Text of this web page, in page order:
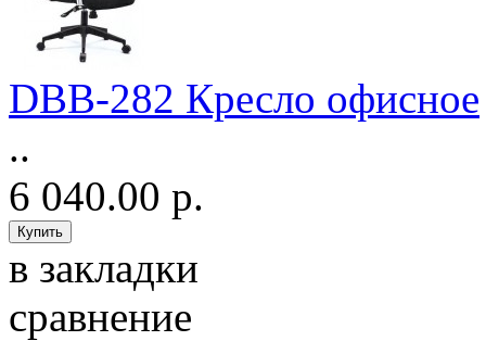
DBB-282 Кресло офисное
..
6 040.00 р.
в закладки
сравнение